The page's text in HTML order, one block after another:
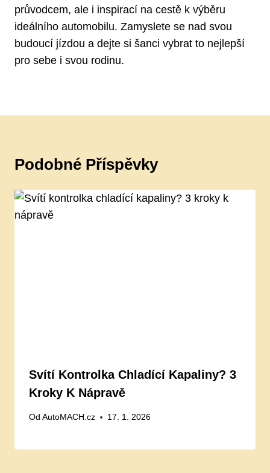
průvodcem, ⁤ale‌ i inspirací na cestě k výběru
ideálního‍ automobilu. Zamyslete⁤ se nad svou
⁣budoucí ⁤jízdou a dejte si​ šanci vybrat​ to nejlepší
pro ⁤sebe i ‍svou rodinu.
Podobné Příspěvky
Svítí Kontrolka Chladící Kapaliny? 3
Kroky K Nápravě
Od AutoMACH.cz 17. 1. 2026